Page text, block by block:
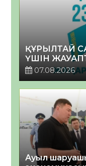
ҚҰРЫЛТАЙ
ҮШІН
07.08.2026
Ауыл